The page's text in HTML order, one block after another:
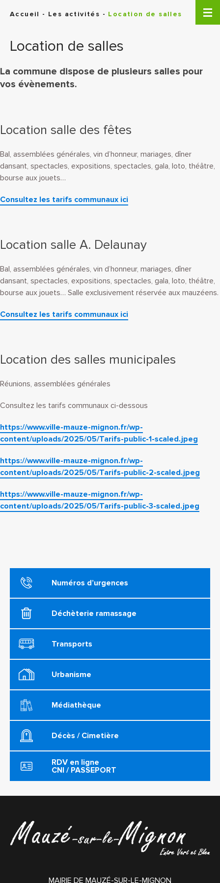
Accueil - Les activités - Location de salles
Location de salles
La commune dispose de plusieurs salles pour
vos évènements.
Location salle des fêtes
Bal, assemblées générales, vin d’honneur, mariages, dîner
dansant, spectacles, expositions, spectacles, gala, loto, théâtre,
bourse aux jouets…
Consultez les tarifs communaux ici
Location salle A. Delaunay
Bal, assemblées générales, vin d’honneur, mariages, dîner
dansant, spectacles, expositions, spectacles, gala, loto, théâtre,
bourse aux jouets… Salle exclusivement réservée aux mauzéens.
Consultez les tarifs communaux ici
Location des salles municipales
Réunions, assemblées générales
Consultez les tarifs communaux ci-dessous
https://www.ville-mauze-mignon.fr/wp-
content/uploads/2025/05/Tarifs-public-1-scaled.jpeg
https://www.ville-mauze-mignon.fr/wp-
content/uploads/2025/05/Tarifs-public-2-scaled.jpeg
https://www.ville-mauze-mignon.fr/wp-
content/uploads/2025/05/Tarifs-public-3-scaled.jpeg
Numéros d’urgences
Déchèterie ramassage
Transports
Urbanisme
Médiathèque
Décès / Cimetière
RDV en ligne
CNI / PASSEPORT
MAIRIE DE MAUZÉ-SUR-LE-MIGNON